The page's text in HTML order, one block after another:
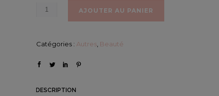
AJOUTER AU PANIER
Catégories : Autres Beauté
DESCRIPTION